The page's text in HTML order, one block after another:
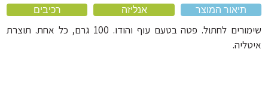
תיאור המוצר אנליזה רכיבים
שימורים לחתול. פטה בטעם עוף והודו. 100 גרם, כל אחת. תוצרת